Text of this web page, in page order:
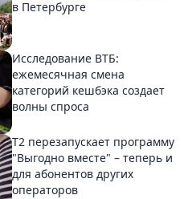
в Петербурге
Исследование ВТБ:
ежемесячная смена
категорий кешбэка создает
волны спроса
Т2 перезапускает программу
"Выгодно вместе" – теперь и
для абонентов других
операторов